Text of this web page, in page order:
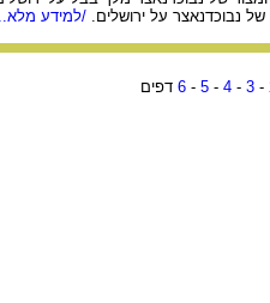
נבוכדנאצר על ירושלים. /למידע מלא...
-
3
-
4
-
5
-
6 דפים